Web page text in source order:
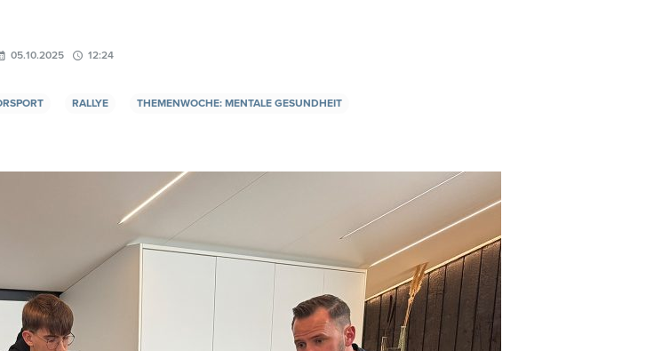
05.10.2025 12:24
RALLYE THEMENWOCHE: MENTALE GESUNDHEIT